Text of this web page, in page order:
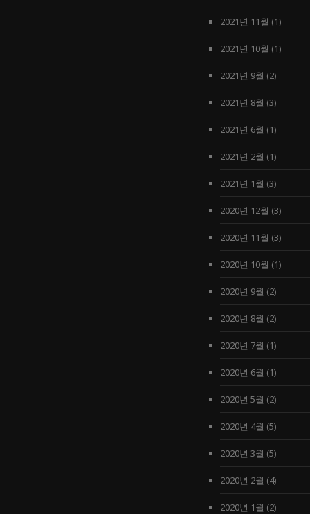
2021년 11월 (1)
2021년 10월 (1)
2021년 9월 (2)
2021년 8월 (3)
2021년 6월 (1)
2021년 2월 (1)
2021년 1월 (3)
2020년 12월 (3)
2020년 11월 (3)
2020년 10월 (1)
2020년 9월 (2)
2020년 8월 (2)
2020년 7월 (1)
2020년 6월 (1)
2020년 5월 (2)
2020년 4월 (5)
2020년 3월 (5)
2020년 2월 (4)
2020년 1월 (2)